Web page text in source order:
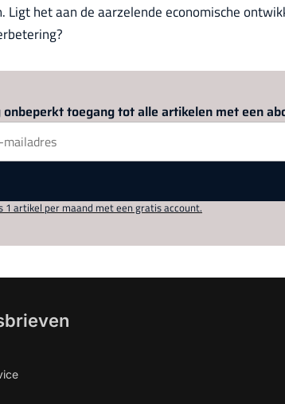
Ligt het aan de aarzelende economische
onbeperkt toegang tot alle artikelen met een
1 artikel per maand met een gratis account.